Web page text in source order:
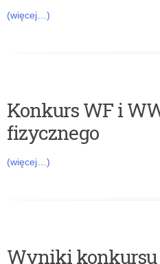
(więcej…)
Konkurs WF i
fizycznego
(więcej…)
Wyniki